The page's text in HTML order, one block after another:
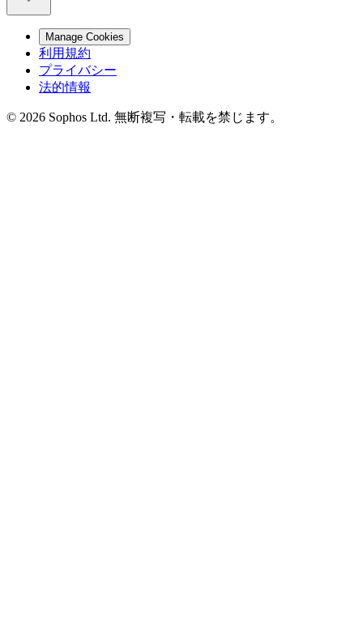
Manage Cookies
利用規約
プライバシー
法的情報
© 2026 Sophos Ltd. 無断複写・転載を禁じます。